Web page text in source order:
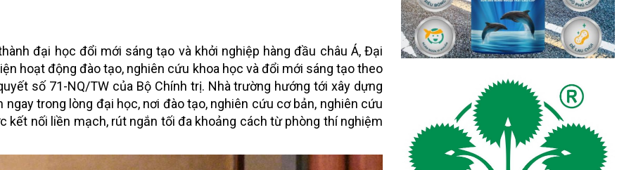
đại học đổi mới sáng tạo và khởi nghiệp hàng đầu châu Á, Đại
hoạt động đào tạo, nghiên cứu khoa học và đổi mới sáng tạo theo
số 71-NQ/TW của Bộ Chính trị. Nhà trường hướng tới xây dựng
trong lòng đại học, nơi đào tạo, nghiên cứu cơ bản, nghiên cứu
kết nối liền mạch, rút ngắn tối đa khoảng cách từ phòng thí nghiệm